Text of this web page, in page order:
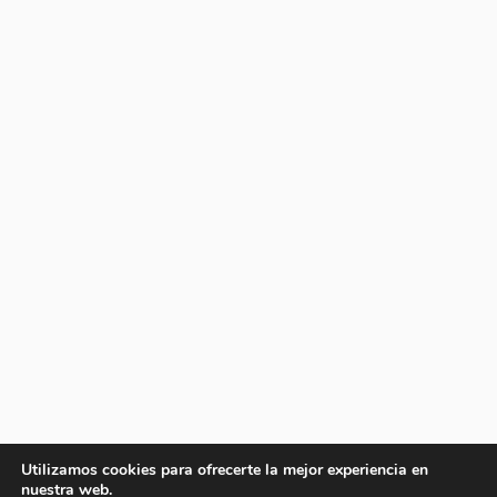
Utilizamos cookies para ofrecerte la mejor experiencia en
nuestra web.